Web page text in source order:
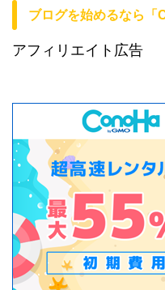
ブログを始めるなら「
アフィリエイト広告